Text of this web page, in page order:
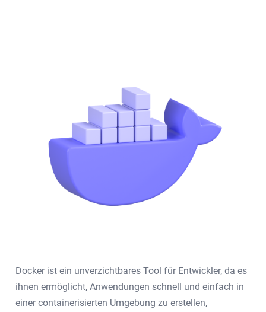
Docker ist ein unverzichtbares Tool für Entwickler, da es
ihnen ermöglicht, Anwendungen schnell und einfach in
einer containerisierten Umgebung zu erstellen,